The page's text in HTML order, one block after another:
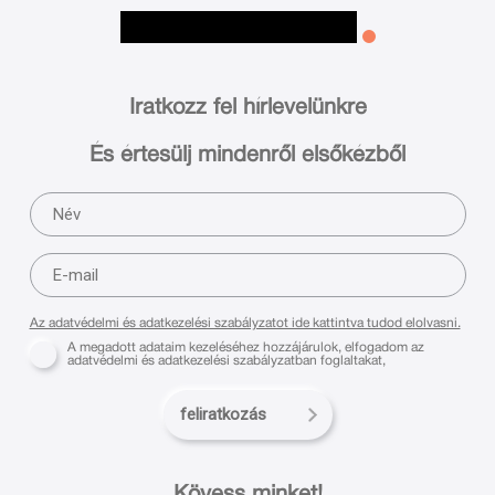
Iratkozz fel hírlevelünkre
És értesülj mindenről elsőkézből
Az adatvédelmi és adatkezelési szabályzatot ide kattintva tudod elolvasni.
A megadott adataim kezeléséhez hozzájárulok, elfogadom az
adatvédelmi és adatkezelési szabályzatban foglaltakat,
feliratkozás